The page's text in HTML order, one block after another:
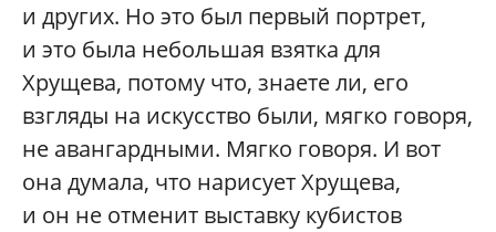
и других. Но это был первый портрет,
и это была небольшая взятка для
Хрущева, потому что, знаете ли, его
взгляды на искусство были, мягко говоря,
не авангардными. Мягко говоря. И вот
она думала, что нарисует Хрущева,
и он не отменит выставку кубистов